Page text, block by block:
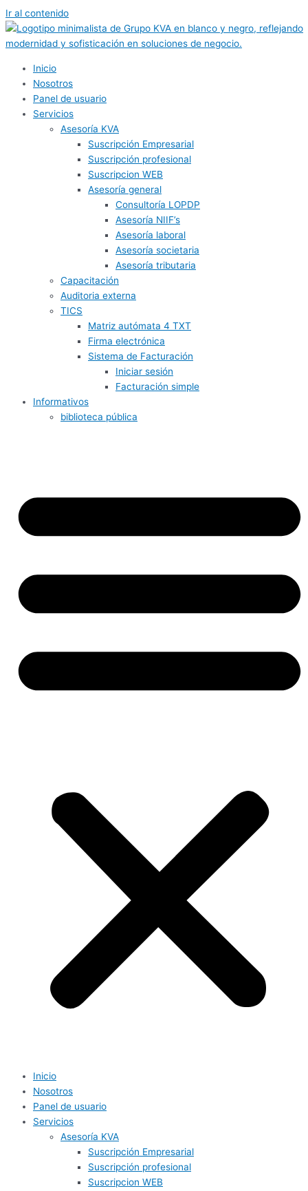
Ir al contenido
Inicio
Nosotros
Panel de usuario
Servicios
Asesoría KVA
Suscripción Empresarial
Suscripción profesional
Suscripcion WEB
Asesoría general
Consultoría LOPDP
Asesoría NIIF’s
Asesoría laboral
Asesoría societaria
Asesoría tributaria
Capacitación
Auditoria externa
TICS
Matriz autómata 4 TXT
Firma electrónica
Sistema de Facturación
Iniciar sesión
Facturación simple
Informativos
biblioteca pública
Inicio
Nosotros
Panel de usuario
Servicios
Asesoría KVA
Suscripción Empresarial
Suscripción profesional
Suscripcion WEB